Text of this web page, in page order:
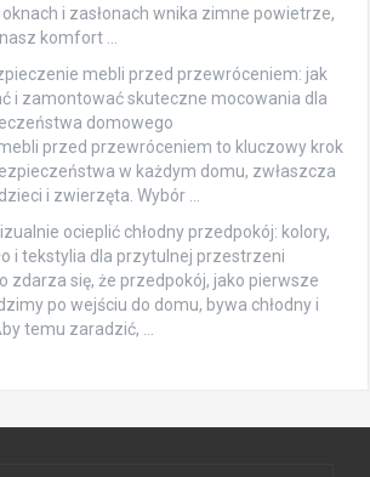
i zasłonach wnika zimne powietrze,
komfort …
mebli przed przewróceniem: jak
i zamontować skuteczne mocowania dla
domowego
przed przewróceniem to kluczowy krok
w każdym domu, zwłaszcza
i zwierzęta. Wybór …
ocieplić chłodny przedpokój: kolory,
i tekstylia dla przytulnej przestrzeni
zdarza się, że przedpokój, jako pierwsze
po wejściu do domu, bywa chłodny i
temu zaradzić, …